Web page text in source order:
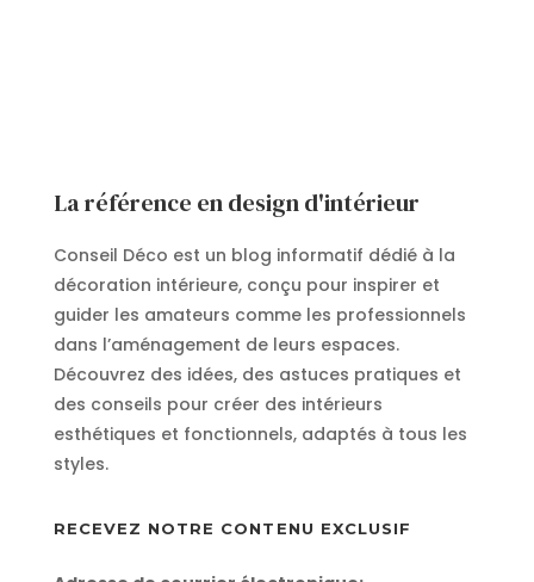
La référence en design d'intérieur
Conseil Déco est un blog informatif dédié à la
décoration intérieure, conçu pour inspirer et
guider les amateurs comme les professionnels
dans l’aménagement de leurs espaces.
Découvrez des idées, des astuces pratiques et
des conseils pour créer des intérieurs
esthétiques et fonctionnels, adaptés à tous les
styles.
RECEVEZ NOTRE CONTENU EXCLUSIF